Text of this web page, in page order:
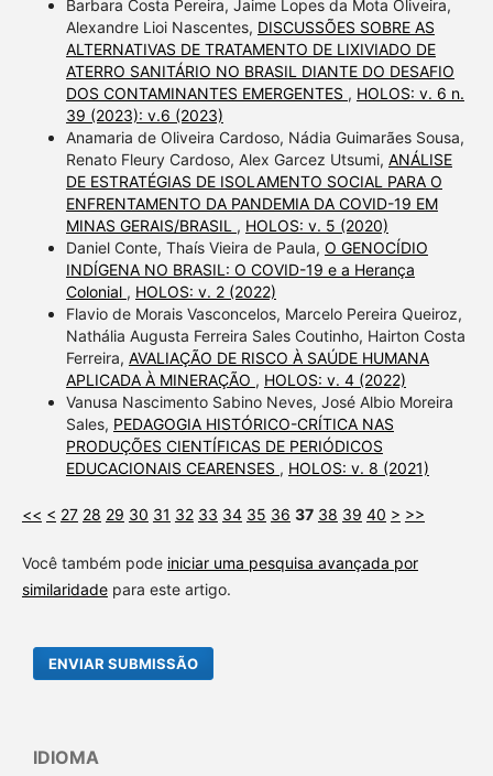
Barbara Costa Pereira, Jaime Lopes da Mota Oliveira,
Alexandre Lioi Nascentes, DISCUSSÕES SOBRE AS
ALTERNATIVAS DE TRATAMENTO DE LIXIVIADO DE
ATERRO SANITÁRIO NO BRASIL DIANTE DO DESAFIO
DOS CONTAMINANTES EMERGENTES , HOLOS: v. 6 n.
39 (2023): v.6 (2023)
Anamaria de Oliveira Cardoso, Nádia Guimarães Sousa,
Renato Fleury Cardoso, Alex Garcez Utsumi, ANÁLISE
DE ESTRATÉGIAS DE ISOLAMENTO SOCIAL PARA O
ENFRENTAMENTO DA PANDEMIA DA COVID-19 EM
MINAS GERAIS/BRASIL , HOLOS: v. 5 (2020)
Daniel Conte, Thaís Vieira de Paula, O GENOCÍDIO
INDÍGENA NO BRASIL: O COVID-19 e a Herança
Colonial , HOLOS: v. 2 (2022)
Flavio de Morais Vasconcelos, Marcelo Pereira Queiroz,
Nathália Augusta Ferreira Sales Coutinho, Hairton Costa
Ferreira, AVALIAÇÃO DE RISCO À SAÚDE HUMANA
APLICADA À MINERAÇÃO , HOLOS: v. 4 (2022)
Vanusa Nascimento Sabino Neves, José Albio Moreira
Sales, PEDAGOGIA HISTÓRICO-CRÍTICA NAS
PRODUÇÕES CIENTÍFICAS DE PERIÓDICOS
EDUCACIONAIS CEARENSES , HOLOS: v. 8 (2021)
<< < 27 28 29 30 31 32 33 34 35 36 37 38 39 40 > >>
Você também pode iniciar uma pesquisa avançada por
similaridadepara este artigo.
ENVIAR SUBMISSÃO
IDIOMA